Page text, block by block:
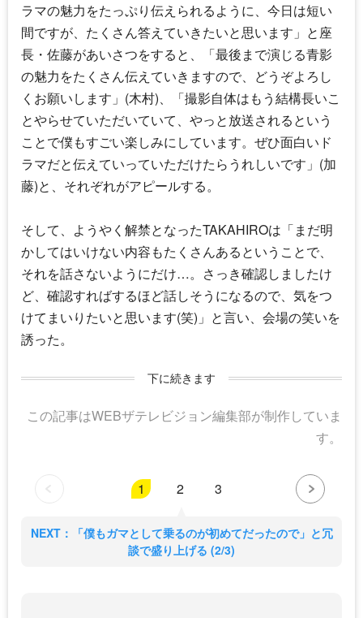
ラマの魅力をたっぷり伝えられるように、今日は短い
間ですが、たくさん答えていきたいと思います」と座
長・佐藤があいさつをすると、「最後まで演じる青影
の魅力をたくさん伝えていきますので、どうぞよろし
くお願いします」(木村)、「撮影自体はもう結構長いこ
とやらせていただいていて、やっと放送されるという
ことで僕もすごい楽しみにしています。ぜひ面白いド
ラマだと伝えていっていただけたらうれしいです」(加
藤)と、それぞれがアピールする。
そして、ようやく解禁となったTAKAHIROは「まだ明
かしてはいけない内容もたくさんあるということで、
それを話さないようにだけ…。さっき確認しましたけ
ど、確認すればするほど話しそうになるので、気をつ
けてまいりたいと思います(笑)」と言い、会場の笑いを
誘った。
下に続きます
この記事はWEBザテレビジョン編集部が制作していま
す。
1 2 3
NEXT：「僕もガマとして乗るのが初めてだったので」と冗
談で盛り上げる (2/3)